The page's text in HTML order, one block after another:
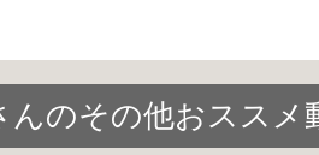
なって下さいね★
んのその他おススメ